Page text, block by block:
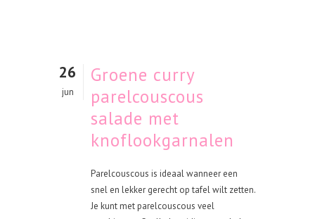
26
jun
Groene curry
parelcouscous
salade met
knoflookgarnalen
Parelcouscous is ideaal wanneer een
snel en lekker gerecht op tafel wilt zetten.
Je kunt met parelcouscous veel